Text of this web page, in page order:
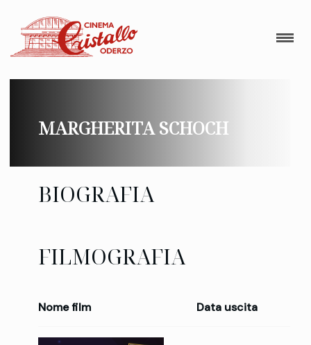
MARGHERITA SCHOCH
BIOGRAFIA
FILMOGRAFIA
Nome film Data uscita